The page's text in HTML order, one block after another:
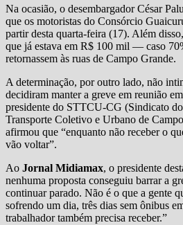
Na ocasião, o desembargador César
que os motoristas do Consórcio
partir desta quarta-feira (17). Além
que já estava em R$ 100 mil — caso
retornassem às ruas de Campo Grande.
A determinação, por outro lado, não
decidiram manter a greve em reunião
presidente do STTCU-CG (Sindicato
Transporte Coletivo e Urbano de
afirmou que “enquanto não receber o
vão voltar”.
Ao Jornal Midiamax, o presidente
nenhuma proposta conseguiu barrar a
continuar parado. Não é o que a gente
sofrendo um dia, três dias sem ônibus
trabalhador também precisa receber.”